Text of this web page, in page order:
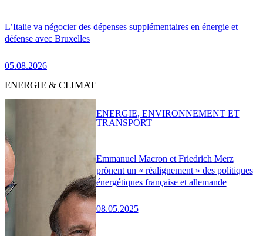
L’Italie va négocier des dépenses supplémentaires en énergie et
défense avec Bruxelles
05.08.2026
ENERGIE & CLIMAT
Emmanuel Macron et Friedrich Merz
prônent un « réalignement » des politiques
énergétiques française et allemande
08.05.2025
ENERGIE, ENVIRONNEMENT ET
TRANSPORT